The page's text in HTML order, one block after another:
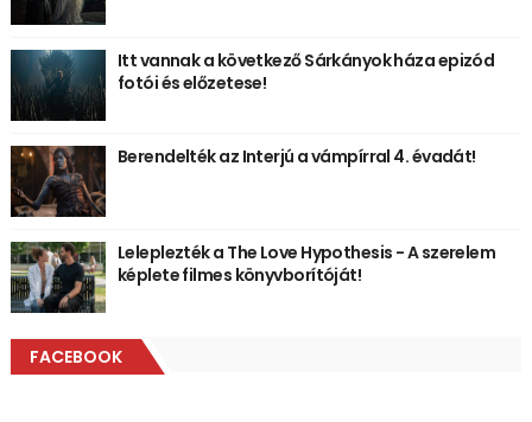
Itt vannak a következő Sárkányok háza epizód
fotói és előzetese!
Berendelték az Interjú a vámpírral 4. évadát!
Leleplezték a The Love Hypothesis - A szerelem
képlete filmes könyvborítóját!
FACEBOOK